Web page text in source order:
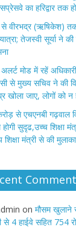
का हरिद्वार तक
से वीरभद्र (ऋषिकेश)
तेजस्वी सूर्या ने
मोड में रहें
से मुख्य सचिव ने की
खोला जाए, लोगों को न
से एचएनबी गढ़वाल
सुदृढ,उच्च शिक्षा
शिक्षा मंत्री से की
on मौसम खुलाने
से 4 हाईवे सहित 754